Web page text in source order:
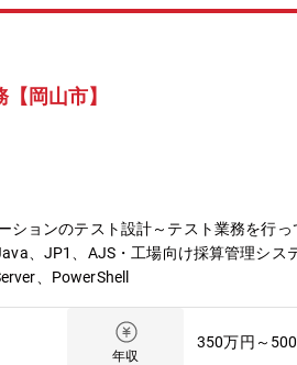
岡山市】
ションのテスト設計～テスト業務を行
、JP1、AJS・工場向け採算管理シス
、PowerShell
年収
350万円～